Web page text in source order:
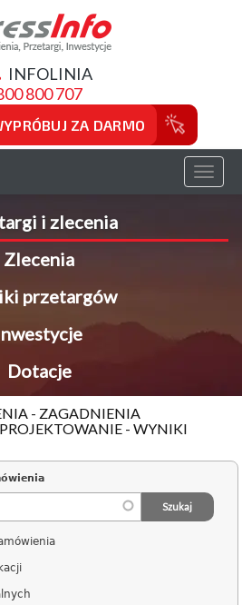
INFOLINIA
800 707
ZA DARMO
Toggle
i zlecenia
Zlecenia
przetargów
Dotacje
- ZAGADNIENIA
- WYNIKI